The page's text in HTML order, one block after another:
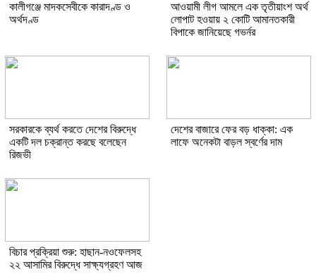
কালীগঞ্জে মাদকসেবীকে কারাদণ্ড ও
অর্থদণ্ড
আওয়ামী লীগ আমলে এক তৃতীয়াংশ অর্থ
লোপাট হওয়ায় ২ কোটি আমানতকারী
বিপাকে জানিয়েছে গভর্নর
সরকারকে ব্যর্থ করতে দেশের বিরুদ্ধে
একটি দল চক্রান্ত করছে বলেছেন
রিজভী
দেশের বাজারে ফের বড় ধাক্কা: এক
লাফে অনেকটা বাড়ল স্বর্ণের দাম
বিচার প্রক্রিয়া শুরু: হাছান-নওফেলসহ
২২ আসামির বিরুদ্ধে সাক্ষ্যগ্রহণ আজ